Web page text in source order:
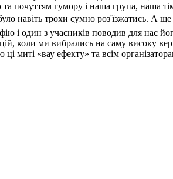
почуттям гумору і наша група, наша
навіть трохи сумно роз'їзжатись. А
і один з учасників поводив для нас
коли ми вибрались на саму високу
миті «вау ефекту» та всім